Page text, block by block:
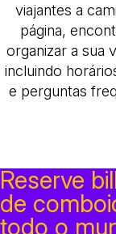
viajantes a
página,
organizar a sua
incluindo
e perguntas
Reserve
de
todo o